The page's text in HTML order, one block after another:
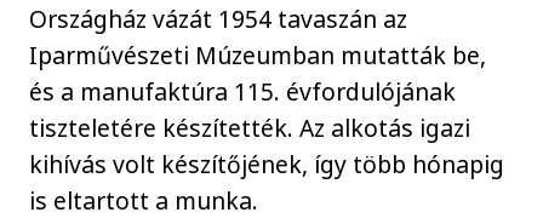
Országház vázát 1954 tavaszán az
Iparművészeti Múzeumban mutatták be,
és a manufaktúra 115. évfordulójának
tiszteletére készítették. Az alkotás igazi
kihívás volt készítőjének, így több hónapig
is eltartott a munka.